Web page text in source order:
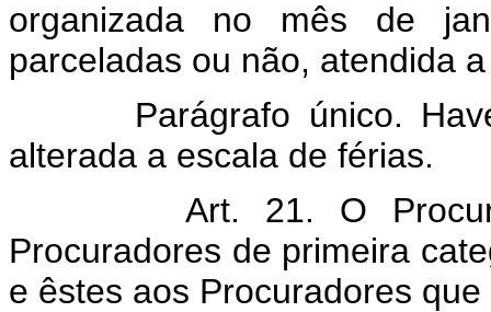
organizada no mês de
parceladas ou não, atendida
Parágrafo único.
alterada a escala de férias.
Art. 21. O
Procuradores de primeira
e êstes aos Procuradores